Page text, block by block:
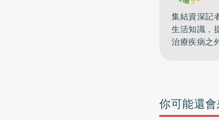
集結資深記
生活知識，
治療疾病之
你可能還